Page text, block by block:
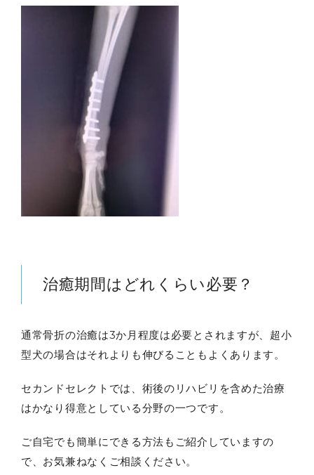
治癒期間はどれくらい必要？
通常骨折の治癒は3か月程度は必要とされますが、超小
型犬の場合はそれよりも伸びることもよくあります。
セカンドセレクトでは、術後のリハビリを含めた治療
はかなり得意としている分野の一つです。
ご自宅でも簡単にできる方法もご紹介していますの
で、お気兼ねなくご相談ください。